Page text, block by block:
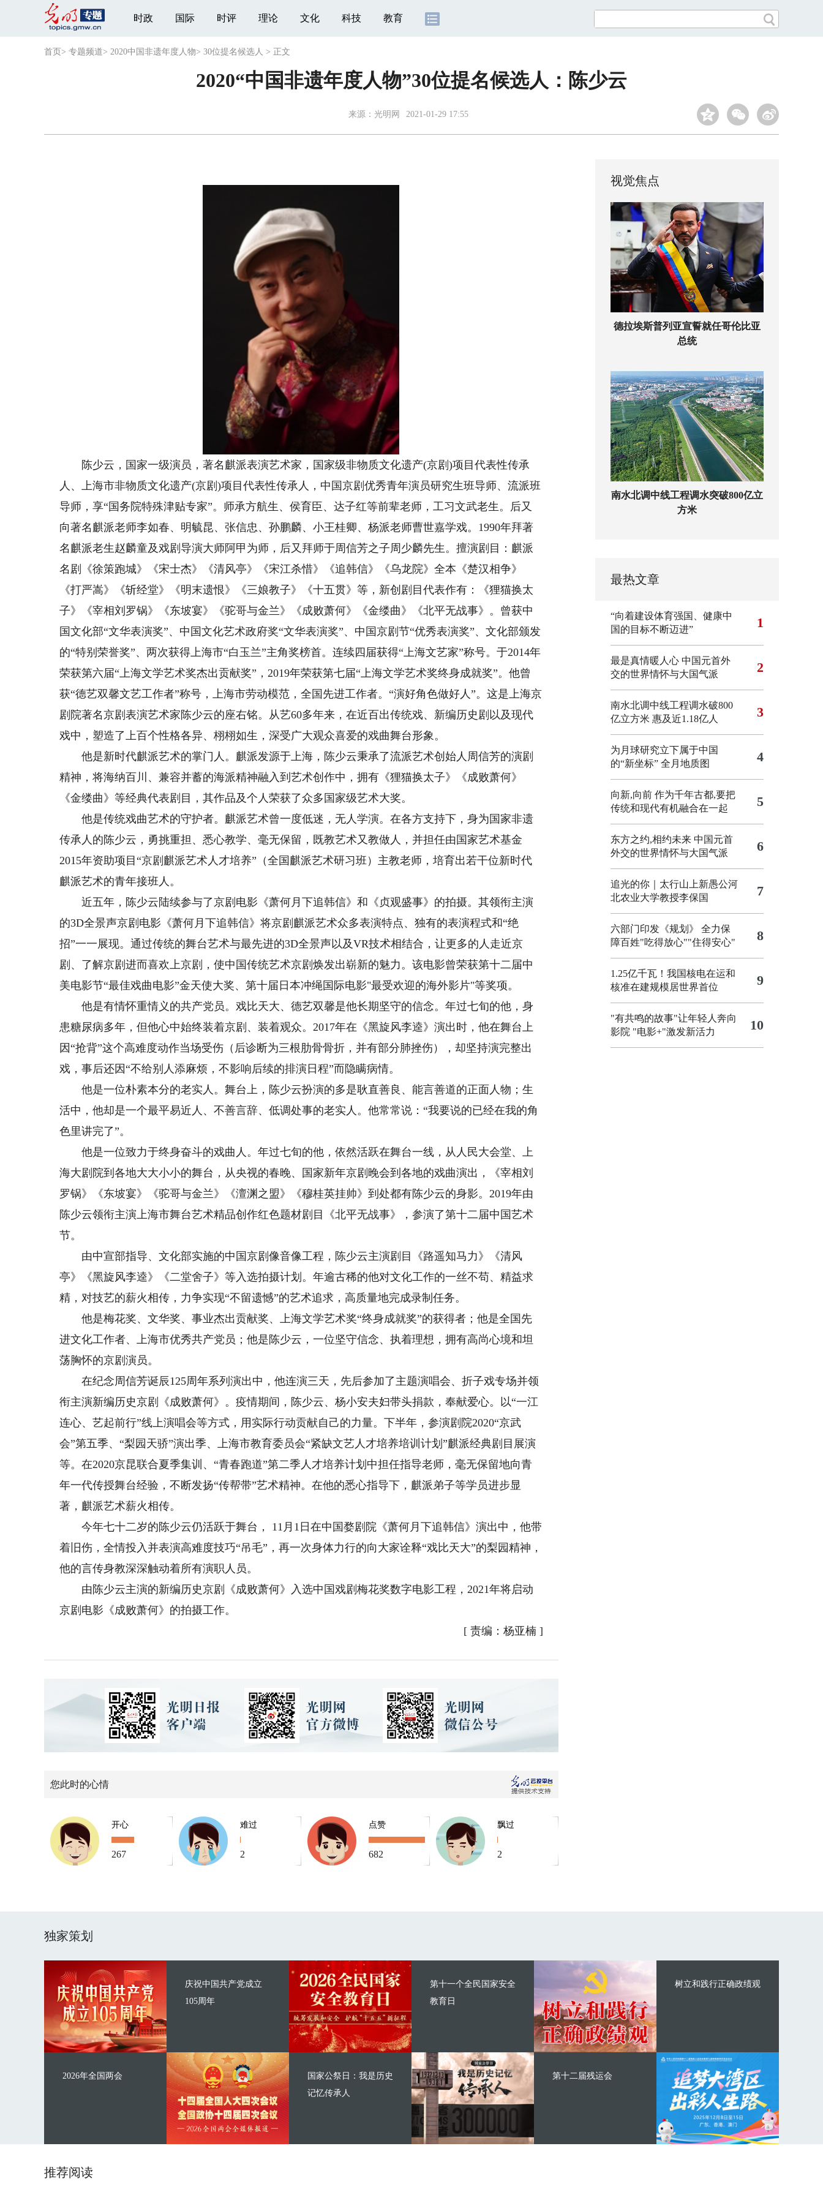
时政 国际 时评 理论 文化 科技 教育
首页 > 专题频道> 2020中国非遗年度人物> 30位提名候选人 > 正文
2020“中国非遗年度人物”30位提名候选人：陈少云
来源： 光明网 2021-01-29 17:55
陈少云，国家一级演员，著名麒派表演艺术家，国家级非物质文化遗产(京剧)项目代表性传承
人、上海市非物质文化遗产(京剧)项目代表性传承人，中国京剧优秀青年演员研究生班导师、流派班
导师，享“国务院特殊津贴专家”。师承方航生、侯育臣、达子红等前辈老师，工习文武老生。后又
向著名麒派老师李如春、明毓昆、张信忠、孙鹏麟、小王桂卿、杨派老师曹世嘉学戏。1990年拜著
名麒派老生赵麟童及戏剧导演大师阿甲为师，后又拜师于周信芳之子周少麟先生。擅演剧目：麒派
名剧《徐策跑城》《宋士杰》《清风亭》《宋江杀惜》《追韩信》《乌龙院》全本《楚汉相争》
《打严嵩》《斩经堂》《明末遗恨》《三娘教子》《十五贯》等，新创剧目代表作有：《狸猫换太
子》《宰相刘罗锅》《东坡宴》《驼哥与金兰》《成败萧何》《金缕曲》《北平无战事》。曾获中
国文化部“文华表演奖”、中国文化艺术政府奖“文华表演奖”、中国京剧节“优秀表演奖”、文化部颁发
的“特别荣誉奖”、两次获得上海市“白玉兰”主角奖榜首。连续四届获得“上海文艺家”称号。于2014年
荣获第六届“上海文学艺术奖杰出贡献奖”，2019年荣获第七届“上海文学艺术奖终身成就奖”。他曾
获“德艺双馨文艺工作者”称号，上海市劳动模范，全国先进工作者。“演好角色做好人”。这是上海京
剧院著名京剧表演艺术家陈少云的座右铭。从艺60多年来，在近百出传统戏、新编历史剧以及现代
戏中，塑造了上百个性格各异、栩栩如生，深受广大观众喜爱的戏曲舞台形象。
他是新时代麒派艺术的掌门人。麒派发源于上海，陈少云秉承了流派艺术创始人周信芳的演剧
精神，将海纳百川、兼容并蓄的海派精神融入到艺术创作中，拥有《狸猫换太子》《成败萧何》
《金缕曲》等经典代表剧目，其作品及个人荣获了众多国家级艺术大奖。
他是传统戏曲艺术的守护者。麒派艺术曾一度低迷，无人学演。在各方支持下，身为国家非遗
传承人的陈少云，勇挑重担、悉心教学、毫无保留，既教艺术又教做人，并担任由国家艺术基金
2015年资助项目“京剧麒派艺术人才培养”（全国麒派艺术研习班）主教老师，培育出若干位新时代
麒派艺术的青年接班人。
近五年，陈少云陆续参与了京剧电影《萧何月下追韩信》和《贞观盛事》的拍摄。其领衔主演
的3D全景声京剧电影《萧何月下追韩信》将京剧麒派艺术众多表演特点、独有的表演程式和“绝
招”一一展现。通过传统的舞台艺术与最先进的3D全景声以及VR技术相结合，让更多的人走近京
剧、了解京剧进而喜欢上京剧，使中国传统艺术京剧焕发出崭新的魅力。该电影曾荣获第十二届中
美电影节“最佳戏曲电影”金天使大奖、第十届日本冲绳国际电影"最受欢迎的海外影片"等奖项。
他是有情怀重情义的共产党员。戏比天大、德艺双馨是他长期坚守的信念。年过七旬的他，身
患糖尿病多年，但他心中始终装着京剧、装着观众。2017年在《黑旋风李逵》演出时，他在舞台上
因“抢背”这个高难度动作当场受伤（后诊断为三根肋骨骨折，并有部分肺挫伤），却坚持演完整出
戏，事后还因“不给别人添麻烦，不影响后续的排演日程”而隐瞒病情。
他是一位朴素本分的老实人。舞台上，陈少云扮演的多是耿直善良、能言善道的正面人物；生
活中，他却是一个最平易近人、不善言辞、低调处事的老实人。他常常说：“我要说的已经在我的角
色里讲完了”。
他是一位致力于终身奋斗的戏曲人。年过七旬的他，依然活跃在舞台一线，从人民大会堂、上
海大剧院到各地大大小小的舞台，从央视的春晚、国家新年京剧晚会到各地的戏曲演出，《宰相刘
罗锅》《东坡宴》《驼哥与金兰》《澶渊之盟》《穆桂英挂帅》到处都有陈少云的身影。2019年由
陈少云领衔主演上海市舞台艺术精品创作红色题材剧目《北平无战事》，参演了第十二届中国艺术
节。
由中宣部指导、文化部实施的中国京剧像音像工程，陈少云主演剧目《路遥知马力》《清风
亭》《黑旋风李逵》《二堂舍子》等入选拍摄计划。年逾古稀的他对文化工作的一丝不苟、精益求
精，对技艺的薪火相传，力争实现“不留遗憾”的艺术追求，高质量地完成录制任务。
他是梅花奖、文华奖、事业杰出贡献奖、上海文学艺术奖“终身成就奖”的获得者；他是全国先
进文化工作者、上海市优秀共产党员；他是陈少云，一位坚守信念、执着理想，拥有高尚心境和坦
荡胸怀的京剧演员。
在纪念周信芳诞辰125周年系列演出中，他连演三天，先后参加了主题演唱会、折子戏专场并领
衔主演新编历史京剧《成败萧何》。疫情期间，陈少云、杨小安夫妇带头捐款，奉献爱心。以“一江
连心、艺起前行”线上演唱会等方式，用实际行动贡献自己的力量。下半年，参演剧院2020“京武
会”第五季、“梨园天骄”演出季、上海市教育委员会“紧缺文艺人才培养培训计划”麒派经典剧目展演
等。在2020京昆联合夏季集训、“青春跑道”第二季人才培养计划中担任指导老师，毫无保留地向青
年一代传授舞台经验，不断发扬“传帮带”艺术精神。在他的悉心指导下，麒派弟子等学员进步显
著，麒派艺术薪火相传。
今年七十二岁的陈少云仍活跃于舞台， 11月1日在中国婺剧院《萧何月下追韩信》演出中，他带
着旧伤，全情投入并表演高难度技巧“吊毛”，再一次身体力行的向大家诠释“戏比天大”的梨园精神，
他的言传身教深深触动着所有演职人员。
由陈少云主演的新编历史京剧《成败萧何》入选中国戏剧梅花奖数字电影工程，2021年将启动
京剧电影《成败萧何》的拍摄工作。
[ 责编：杨亚楠]
您此时的心情
开心
267
难过
2
点赞
682
飘过
2
视觉焦点
德拉埃斯普列亚宣誓就任哥伦比亚
总统
南水北调中线工程调水突破800亿立
方米
最热文章
“向着建设体育强国、健康中
国的目标不断迈进”
1
最是真情暖人心 中国元首外
交的世界情怀与大国气派
2
南水北调中线工程调水破800
亿立方米 惠及近1.18亿人
3
为月球研究立下属于中国
的“新坐标” 全月地质图 4
向新,向前 作为千年古都,要把
传统和现代有机融合在一起
5
东方之约,相约未来 中国元首
外交的世界情怀与大国气派
6
追光的你｜太行山上新愚公河
北农业大学教授李保国
7
六部门印发《规划》 全力保
障百姓"吃得放心""住得安心"
8
1.25亿千瓦！我国核电在运和
核准在建规模居世界首位
9
"有共鸣的故事"让年轻人奔向
影院 "电影+"激发新活力 10
独家策划
庆祝中国共产党成立
105周年
2026年全国两会
第十一个全民国家安全
教育日
国家公祭日：我是历史
记忆传承人
树立和践行正确政绩观
第十二届残运会
推荐阅读